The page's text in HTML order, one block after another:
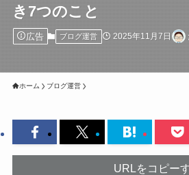
き7つのこと
広告 ブログ運営 2025年11月7日
ホーム ブログ運営
URLをコピー